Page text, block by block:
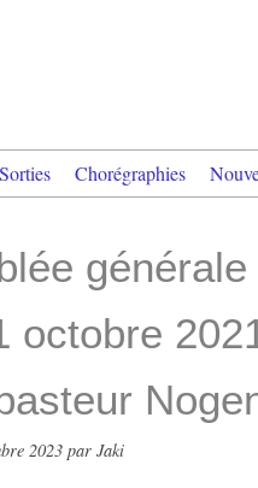
Chorégraphies
octobre
2023 par Jaki